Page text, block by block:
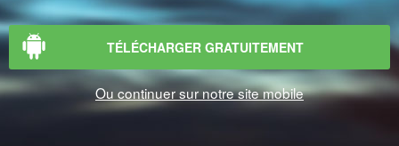
TÉLÉCHARGER GRATUITEMENT
Ou continuer sur notre site mobile